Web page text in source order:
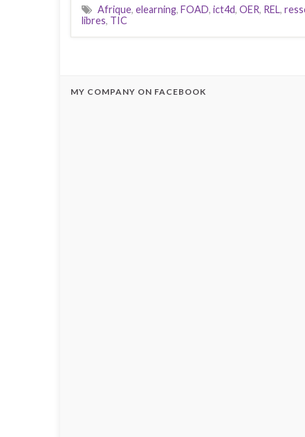
Afrique, elearning, FOAD, ict4d, OER, REL,
libres, TIC
MY COMPANY ON FACEBOOK